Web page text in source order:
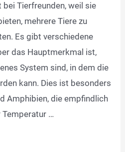
Tierfreunden, weil sie
mehrere Tiere zu
Es gibt verschiedene
das Hauptmerkmal ist,
System sind, in dem die
kann. Dies ist besonders
Amphibien, die empfindlich
Temperatur …